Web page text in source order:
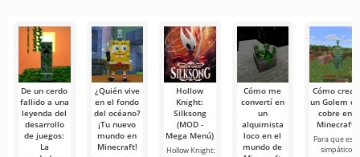
De un cerdo
fallido a una
leyenda del
desarrollo
de juegos:
La
¿Quién vive
en el fondo
del océano?
¡Tu nuevo
mundo en
Minecraft!
Hollow
Knight:
Silksong
(MOD -
Mega Menú)
Hollow Knight:
Cómo me
convertí en
un
alquimista
loco en el
mundo de
Cómo crear
un Golem de
cobre en
Minecraft
Para que este
simpático